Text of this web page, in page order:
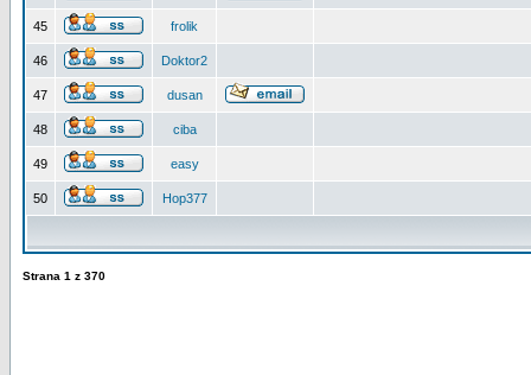
45 frolik
46 Doktor2
47 dusan
48 ciba
49 easy
50 Hop377
Strana 1 z 370